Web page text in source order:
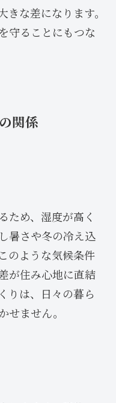
な差になります。
守ることにもつな
関係
ため、湿度が高く
暑さや冬の冷え込
のような気候条件
が住み心地に直結
りは、日々の暮ら
せません。